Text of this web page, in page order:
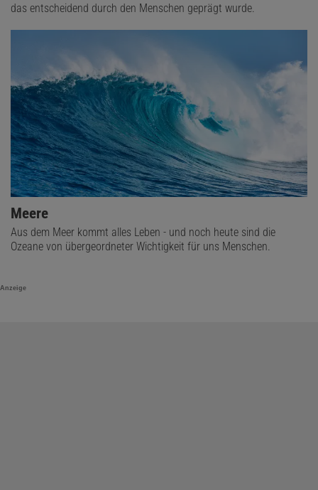
das entscheidend durch den Menschen geprägt wurde.
Meere
Aus dem Meer kommt alles Leben - und noch heute sind die
Ozeane von übergeordneter Wichtigkeit für uns Menschen.
Anzeige